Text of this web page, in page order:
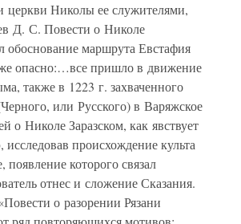
церкви Николы ее служителями,
Д. С. Повести о Николе
маршрута Евстафия
опасно:…все пришло в движение
также в 1223 г. захваченного
или Русского) в Варяжское
о Николе Заразском, как явствует
происхождение культа
которого связал
отнес и сложение Сказания.
о разорении Рязани